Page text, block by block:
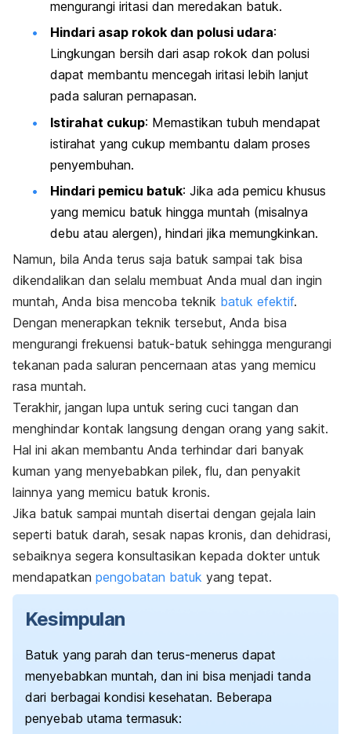
mengurangi iritasi dan meredakan batuk.
Hindari asap rokok dan polusi udara:
Lingkungan bersih dari asap rokok dan polusi
dapat membantu mencegah iritasi lebih lanjut
pada saluran pernapasan.
Istirahat cukup: Memastikan tubuh mendapat
istirahat yang cukup membantu dalam proses
penyembuhan.
Hindari pemicu batuk: Jika ada pemicu khusus
yang memicu batuk hingga muntah (misalnya
debu atau alergen), hindari jika memungkinkan.
Namun, bila Anda terus saja batuk sampai tak bisa
dikendalikan dan selalu membuat Anda mual dan ingin
muntah, Anda bisa mencoba teknik batuk efektif.
Dengan menerapkan teknik tersebut, Anda bisa
mengurangi frekuensi batuk-batuk sehingga mengurangi
tekanan pada saluran pencernaan atas yang memicu
rasa muntah.
Terakhir, jangan lupa untuk sering cuci tangan dan
menghindar kontak langsung dengan orang yang sakit.
Hal ini akan membantu Anda terhindar dari banyak
kuman yang menyebabkan pilek, flu, dan penyakit
lainnya yang memicu batuk kronis.
Jika batuk sampai muntah disertai dengan gejala lain
seperti batuk darah, sesak napas kronis, dan dehidrasi,
sebaiknya segera konsultasikan kepada dokter untuk
mendapatkan pengobatan batuk yang tepat.
Kesimpulan
Batuk yang parah dan terus-menerus dapat
menyebabkan muntah, dan ini bisa menjadi tanda
dari berbagai kondisi kesehatan. Beberapa
penyebab utama termasuk: